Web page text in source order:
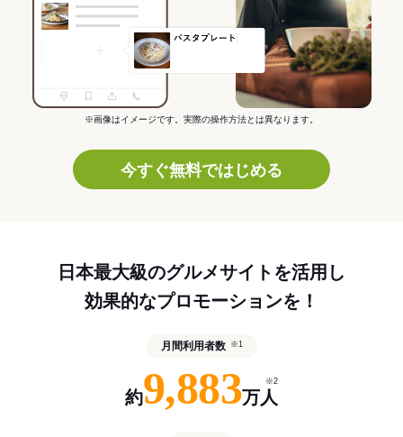
※画像はイメージです。実際の操作方法とは異なります。
今すぐ無料ではじめる
日本最大級のグルメサイトを活用し
効果的なプロモーションを！
月間利用者数 ※1
約9,883万人
※2